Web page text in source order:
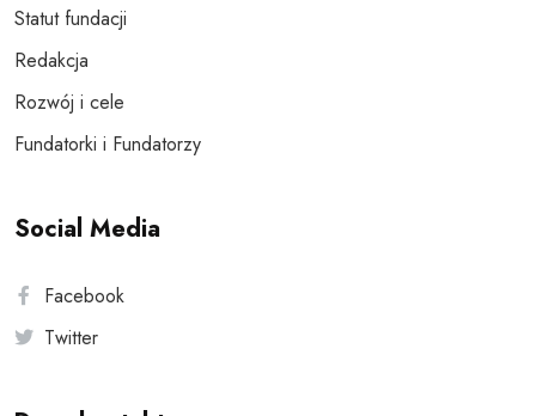
Statut fundacji
Redakcja
Rozwój i cele
Fundatorki i Fundatorzy
Social Media
Facebook
Twitter